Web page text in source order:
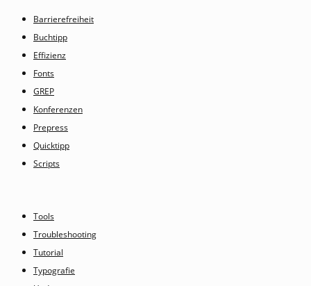
Barrierefreiheit
Buchtipp
Effizienz
Fonts
GREP
Konferenzen
Prepress
Quicktipp
Scripts
Tools
Troubleshooting
Tutorial
Typografie